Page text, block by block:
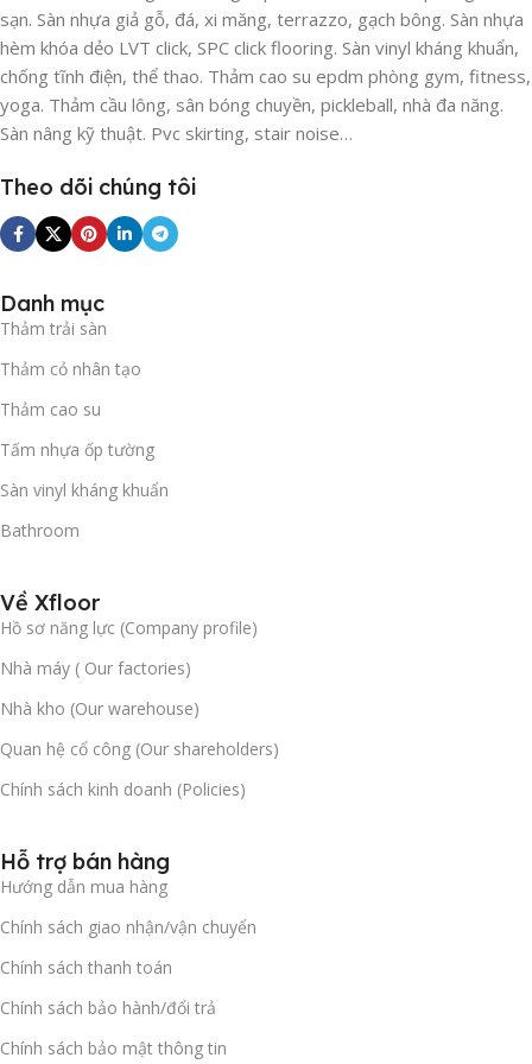
Spacef S102 Chính Hãng, Giá Tốt
Nhất
Để đảm bảo mua đúngThảm tấm Spacef S102
mùi hôi, quý khách hàng nên lựa chọn các đơn vị ủy quyền uy
tín.
Đừng ngần ngại liên hệ với
Email:xfloorhcm@gmail.com
sạn. Sàn nhựa giả gỗ, đá, xi măng, terrazzo, gạch bông. Sàn nhựa
hèm khóa dẻo LVT click, SPC click flooring. Sàn vinyl kháng khuẩn,
chống tĩnh điện, thể thao. Thảm cao su epdm phòng gym, fitness,
yoga. Thảm cầu lông, sân bóng chuyền, pickleball, nhà đa năng.
Sàn nâng kỹ thuật. Pvc skirting, stair noise…
Theo dõi chúng tôi
Danh mục
Thảm trải sàn
Thảm cỏ nhân tạo
Thảm cao su
Tấm nhựa ốp tường
Sàn vinyl kháng khuẩn
Bathroom
Về Xfloor
Hồ sơ năng lực (Company profile)
Nhà máy ( Our factories)
Nhà kho (Our warehouse)
Quan hệ cổ công (Our shareholders)
Chính sách kinh doanh (Policies)
Hỗ trợ bán hàng
Hướng dẫn mua hàng
Chính sách giao nhận/vận chuyển
Chính sách thanh toán
Chính sách bảo hành/đổi trả
Chính sách bảo mật thông tin